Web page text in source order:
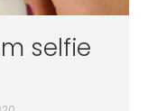
selfie